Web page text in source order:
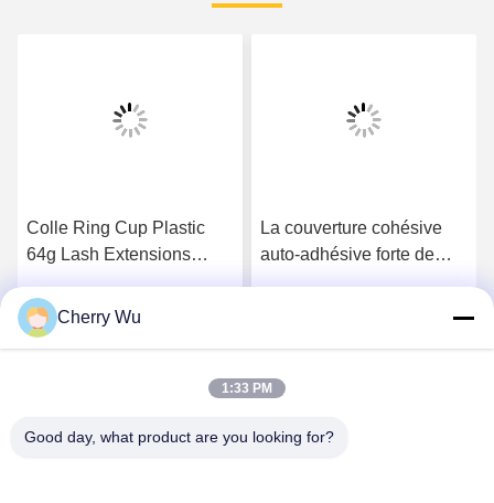
Colle Ring Cup Plastic
64g Lash Extensions
Perming de forme de
coeur
La couverture cohésive
auto-adhésive forte de
Cherry Wu
1:33 PM
Good day, what product are you looking for?